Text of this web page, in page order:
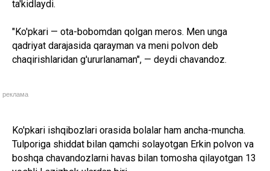
ta'kidlaydi.
"Ko'pkari — ota-bobomdan qolgan meros. Men unga
qadriyat darajasida qarayman va meni polvon deb
chaqirishlaridan g'ururlanaman", — deydi chavandoz.
реклама
Ko'pkari ishqibozlari orasida bolalar ham ancha-muncha.
Tulporiga shiddat bilan qamchi solayotgan Erkin polvon va
boshqa chavandozlarni havas bilan tomosha qilayotgan 13